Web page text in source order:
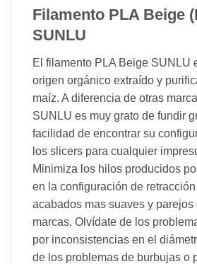
Filamento PLA Beige
SUNLU
El filamento PLA Beige SUNLU
origen orgánico extraído y
maíz. A diferencia de otras
SUNLU es muy grato de fundir
facilidad de encontrar su
los slicers para cualquier
Minimiza los hilos producidos
en la configuración de
acabados mas suaves y parejos
marcas. Olvídate de los
por inconsistencias en el
de los problemas de burbujas o